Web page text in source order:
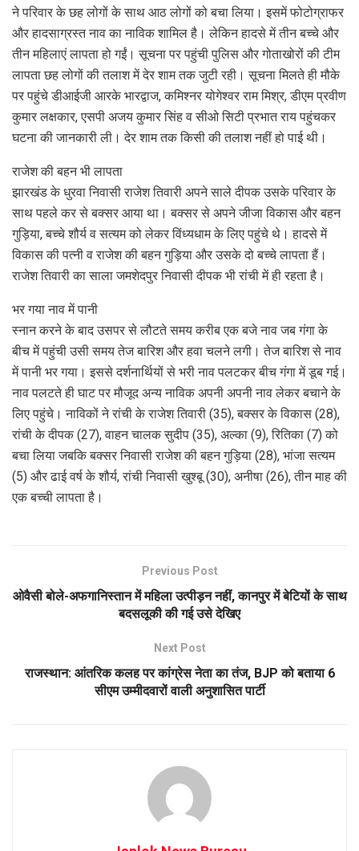
ने परिवार के छह लोगों के साथ आठ लोगों को बचा लिया। इसमें फोटोग्राफर
और हादसाग्रस्त नाव का नाविक शामिल है। लेकिन हादसे में तीन बच्चे और
तीन महिलाएं लापता हो गईं। सूचना पर पहुंची पुलिस और गोताखोरों की टीम
लापता छह लोगों की तलाश में देर शाम तक जुटी रही। सूचना मिलते ही मौके
पर पहुंचे डीआईजी आरके भारद्वाज, कमिश्नर योगेश्वर राम मिश्र, डीएम प्रवीण
कुमार लक्षकार, एसपी अजय कुमार सिंह व सीओ सिटी प्रभात राय पहुंचकर
घटना की जानकारी ली। देर शाम तक किसी की तलाश नहीं हो पाई थी।
राजेश की बहन भी लापता
झारखंड के धुरवा निवासी राजेश तिवारी अपने साले दीपक उसके परिवार के
साथ पहले कर से बक्सर आया था। बक्सर से अपने जीजा विकास और बहन
गुड़िया, बच्चे शौर्य व सत्यम को लेकर विंध्यधाम के लिए पहुंचे थे। हादसे में
विकास की पत्नी व राजेश की बहन गुड़िया और उसके दो बच्चे लापता हैं।
राजेश तिवारी का साला जमशेदपुर निवासी दीपक भी रांची में ही रहता है।
भर गया नाव में पानी
स्नान करने के बाद उसपर से लौटते समय करीब एक बजे नाव जब गंगा के
बीच में पहुंची उसी समय तेज बारिश और हवा चलने लगी। तेज बारिश से नाव
में पानी भर गया। इससे दर्शनार्थियों से भरी नाव पलटकर बीच गंगा में डूब गई।
नाव पलटते ही घाट पर मौजूद अन्य नाविक अपनी अपनी नाव लेकर बचाने के
लिए पहुंचे। नाविकों ने रांची के राजेश तिवारी (35), बक्सर के विकास (28),
रांची के दीपक (27), वाहन चालक सुदीप (35), अल्का (9), रितिका (7) को
बचा लिया जबकि बक्सर निवासी राजेश की बहन गुड़िया (28), भांजा सत्यम
(5) और ढाई वर्ष के शौर्य, रांची निवासी खुश्बू (30), अनीषा (26), तीन माह की
एक बच्ची लापता है।
Previous Post
ओवैसी बोले-अफगानिस्तान में महिला उत्पीड़न नहीं, कानपुर में बेटियों के साथ
बदसलूकी की गई उसे देखिए
Next Post
राजस्थान: आंतरिक कलह पर कांग्रेस नेता का तंज, BJP को बताया 6
सीएम उम्मीदवारों वाली अनुशासित पार्टी